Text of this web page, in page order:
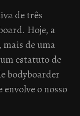
de três
Hoje, a
de uma
estatuto de
bodyboarder
o nosso